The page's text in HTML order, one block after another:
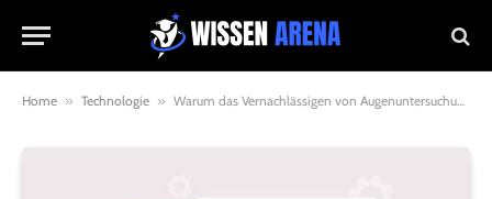
Home » Technologie » Warum das Vernachlässigen von Augenuntersuchungen mehr als nur das Sehvermögen beeinträchtigen kann